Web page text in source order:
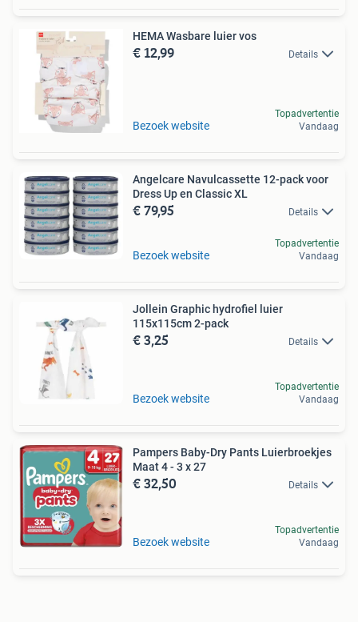
HEMA Wasbare luier vos
€ 12,99 Details
Bezoek website
Topadvertentie
Vandaag
Angelcare Navulcassette 12-pack voor
Dress Up en Classic XL
€ 79,95 Details
Bezoek website
Topadvertentie
Vandaag
Jollein Graphic hydrofiel luier
115x115cm 2-pack
€ 3,25 Details
Bezoek website
Topadvertentie
Vandaag
Pampers Baby-Dry Pants Luierbroekjes
Maat 4 - 3 x 27
€ 32,50 Details
Bezoek website
Topadvertentie
Vandaag